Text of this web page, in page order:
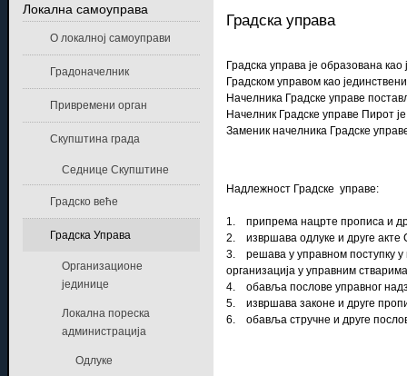
Градска управа
Градска управа је образована као
Градском управом као
Начелника Градске управе
Начелник Градске управе Пирот
Заменик начелника Градске
Надлежност Градске управе:
1. припрема нацрте прописа и
2. извршава одлуке и друге акте
3. решава у управном поступку у
организација у управним
4. обавља послове управног
5. извршава законе и друге
6. обавља стручне и друге
Локална самоуправа
О локалној самоуправи
Градоначелник
Привремени орган
Скупштина града
Седнице Скупштине
Градско веће
Градска Управа
Организационе
јединице
Локална пореска
администрација
Одлуке